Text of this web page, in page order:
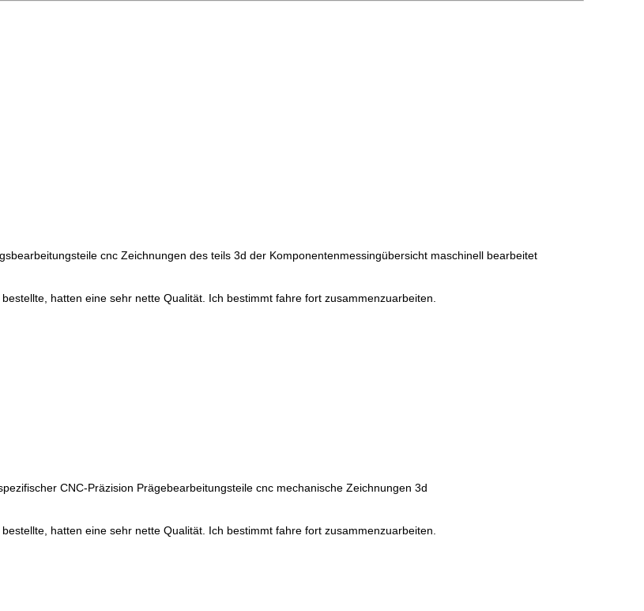
cnc Zeichnungen des teils 3d der Komponentenmessingübersicht maschinell bearbeitet
hatten eine sehr nette Qualität. Ich bestimmt fahre fort zusammenzuarbeiten.
CNC-Präzision Prägebearbeitungsteile cnc mechanische Zeichnungen 3d
hatten eine sehr nette Qualität. Ich bestimmt fahre fort zusammenzuarbeiten.